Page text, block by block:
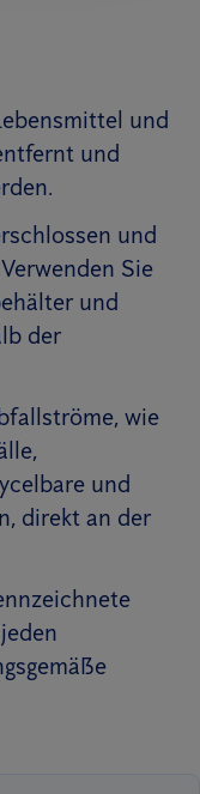
und
und
und
Sie
und
der
wie
und
direkt an der